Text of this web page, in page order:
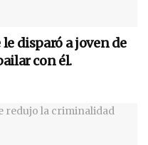
disparó a joven de
con él.